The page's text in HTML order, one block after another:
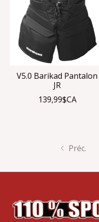
V5.0 Barikad Pantalon
JR
139,99$CA
Préc.